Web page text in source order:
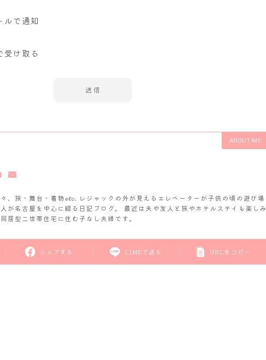
ルで通知
受け取る
ABOUT ME
、旅・舞台・着物𝓮𝓽𝓬. レジャックの外が見えるエレベーターが子供の頃の遊び場
が名古屋を中心に綴る日記ブログ。 最近は夫や友人と旅やホテルステイも楽しみ
居型二世帯住宅に住む子なし夫婦です。
シェアする LINEで送る URLをコピー